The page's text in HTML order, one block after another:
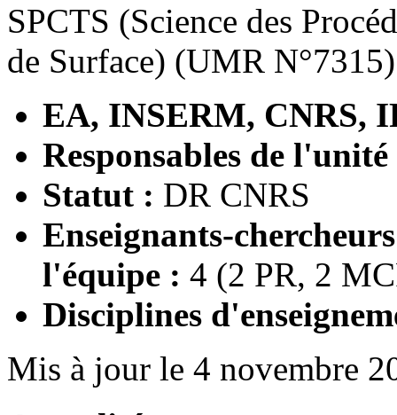
SPCTS (Science des
de Surface) (UMR N°7315)
EA, INSERM, CNRS,
Responsables de
Statut : DR CNRS
Enseignants-
l'équipe : 4 (2 PR, 2
Disciplines
Mis à jour le 4 novembre